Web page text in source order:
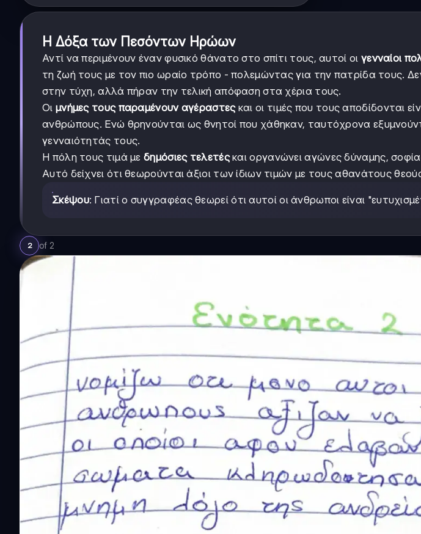
Η Δόξα των Πεσόντων Ηρώων
Αντί να περιμένουν έναν φυσικό θάνατο στο σπίτι τους, αυτοί οι γενναίοι
τη ζωή τους με τον πιο ωραίο τρόπο - πολεμώντας για την πατρίδα τους.
στην τύχη, αλλά πήραν την τελική απόφαση στα χέρια τους.
Οι μνήμες τους παραμένουν αγέραστεςκαι οι τιμές που τους αποδίδονται
ανθρώπους. Ενώ θρηνούνται ως θνητοί που χάθηκαν, ταυτόχρονα
γενναιότητάς τους.
Η πόλη τους τιμά με δημόσιες τελετέςκαι οργανώνει αγώνες δύναμης,
Αυτό δείχνει ότι θεωρούνται άξιοι των ίδιων τιμών με τους αθανάτους
Σκέψου: Γιατί ο συγγραφέας θεωρεί ότι αυτοί οι άνθρωποι είναι
2 of 2